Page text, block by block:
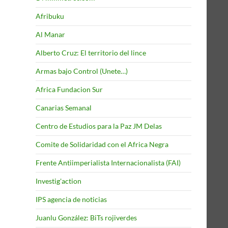
Afribuku
Al Manar
Alberto Cruz: El territorio del lince
Armas bajo Control (Unete…)
Africa Fundacion Sur
Canarias Semanal
Centro de Estudios para la Paz JM Delas
Comite de Solidaridad con el Africa Negra
Frente Antiimperialista Internacionalista (FAI)
Investig'action
IPS agencia de noticias
Juanlu González: BiTs rojiverdes